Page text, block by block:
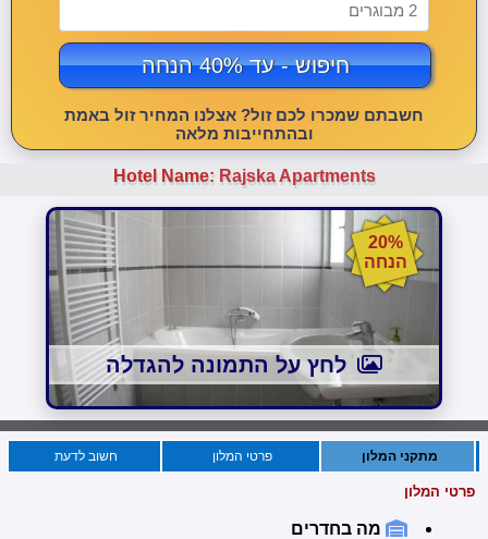
2 מבוגרים
חיפוש - עד 40% הנחה
חשבתם שמכרו לכם זול? אצלנו המחיר זול באמת
ובהתחייבות מלאה
Hotel Name: Rajska Apartments
20%
הנחה
לחץ על התמונה להגדלה
חשוב לדעת פרטי המלון מתקני המלון
פרטי המלון
מה בחדרים